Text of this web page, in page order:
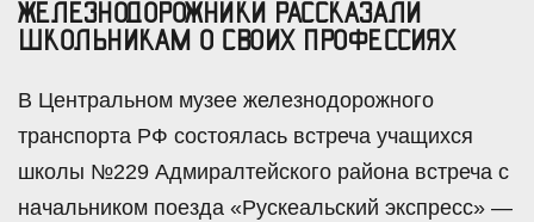
ЖЕЛЕЗНОДОРОЖНИКИ РАССКАЗАЛИ
ШКОЛЬНИКАМ О СВОИХ ПРОФЕССИЯХ
В Центральном музее железнодорожного
транспорта РФ состоялась встреча учащихся
школы №229 Адмиралтейского района встреча с
начальником поезда «Рускеальский экспресс» —